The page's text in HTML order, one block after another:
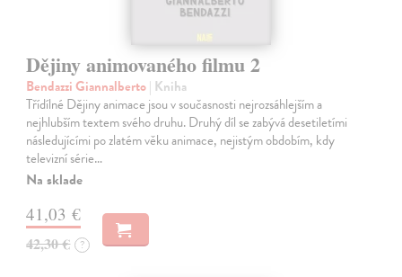
Dějiny animovaného filmu 2
Bendazzi Giannalberto| Kniha
Třídílné Dějiny animace jsou v současnosti nejrozsáhlejším a
nejhlubším textem svého druhu. Druhý díl se zabývá desetiletími
následujícími po zlatém věku animace, nejistým obdobím, kdy
televizní série…
Na sklade
41,03 €
42,30 € ?